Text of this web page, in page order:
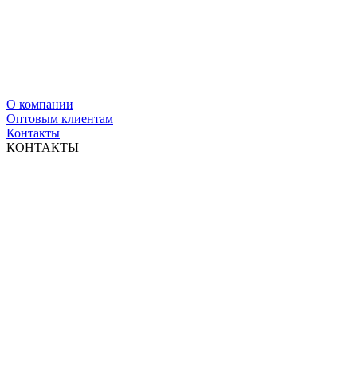
О компании
Оптовым клиентам
Контакты
КОНТАКТЫ